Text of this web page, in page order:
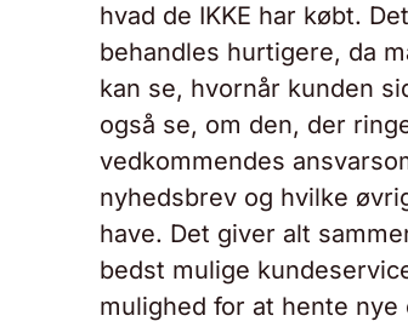
hvad de IKKE har købt.
behandles hurtigere, da
kan se, hvornår kunden
også se, om den, der
vedkommendes
nyhedsbrev og hvilke
have. Det giver alt
bedst mulige
mulighed for at hente